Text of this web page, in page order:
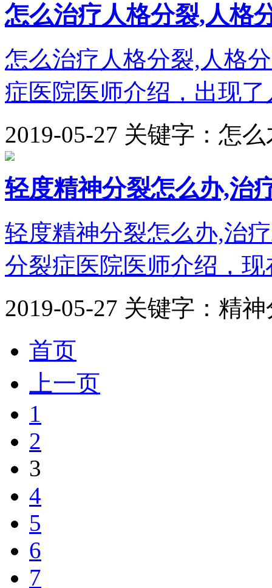
怎么治疗人格分裂,人格
怎么治疗人格分裂,人格
症医院医师介绍，出现
2019-05-27 关键字：怎
轻度精神分裂怎么办,治
轻度精神分裂怎么办,治
分裂症医院医师介绍，
2019-05-27 关键字：精
首页
上一页
1
2
3
4
5
6
7